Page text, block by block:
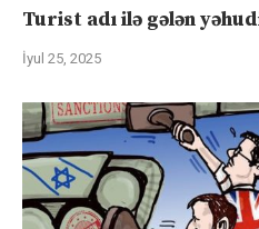
Turist adı ilə gələn
İyul 25, 2025